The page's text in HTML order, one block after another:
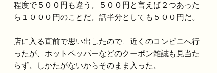
程度で５００円も違う。５００円と言えば２つあった
ら１０００円のことだ。話半分としても５００円だ。
店に入る直前で思い出したので、近くのコンビニへ行
ったが、ホットペッパーなどのクーポン雑誌も見当た
らず。しかたがないからそのまま入った。